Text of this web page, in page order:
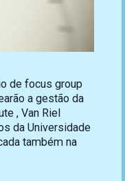
de focus group
a gestão da
, Van Riel
da Universidade
também na